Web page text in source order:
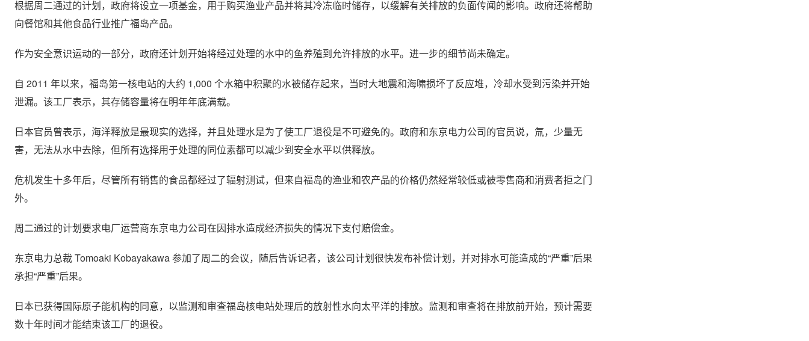
根据周二通过的计划，政府将设立一项基金，用于购买渔业产品并将其冷冻临时储存，以缓解有关排放的负面传闻的影响。政府还将帮助
向餐馆和其他食品行业推广福岛​​产品。
作为安全意识运动的一部分，政府还计划开始将经过处理的水中的鱼养殖到允许排放的水平。进一步的细节尚未确定。
自 2011 年以来，福岛第一核电站的大约 1,000 个水箱中积聚的水被储存起来，当时大地震和海啸损坏了反应堆，冷却水受到污染并开始
泄漏。该工厂表示，其存储容量将在明年年底满载。
日本官员曾表示，海洋释放是最现实的选择，并且处理水是为了使工厂退役是不可避免的。政府和东京电力公司的官员说，氚，少量无
害，无法从水中去除，但所有选择用于处理的同位素都可以减少到安全水平以供释放。
危机发生十多年后，尽管所有销售的食品都经过了辐射测试，但来自福岛的渔业和农产品的价格仍然经常较低或被零售商和消费者拒之门
外。
周二通过的计划要求电厂运营商东京电力公司在因排水造成经济损失的情况下支付赔偿金。
东京电力总裁 Tomoaki Kobayakawa 参加了周二的会议，随后告诉记者，该公司计划很快发布补偿计划，并对排水可能造成的“严重”后果
承担“严重”后果。
日本已获得国际原子能机构的同意，以监测和审查福岛核电站处理后的放射性水向太平洋的排放。监测和审查将在排放前开始，预计需要
数十年时间才能结束该工厂的退役。